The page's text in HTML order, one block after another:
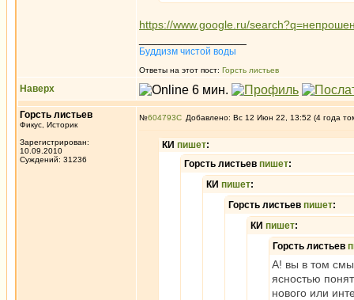
https://www.google.ru/
Буддизм чистой воды
Ответы на этот пост: Горсть листьев
Наверх
Горсть листьев
Фикус, Историк
Зарегистрирован:
10.09.2010
Суждений: 31236
№604793 Добавлено: Вс 12 Июн 22, 13:52 (4 года
КИ пишет:
Горсть листьев пишет:
КИ пишет:
Горсть листьев пишет:
КИ пишет:
Горсть листьев
А! вы в том
ясностью
нового или